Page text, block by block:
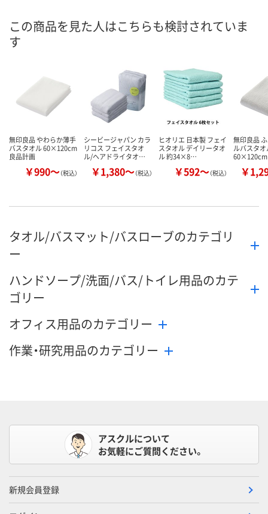
カ
この商品を見た人はこちらも検討されていま
す
無印良品 やわらか薄手
バスタオル 60×120cm
良品計画
￥990～（税込）
シービージャパン カラ
リコス フェイスタオ
ル/ヘアドライタオ…
￥1,380～（税込）
ヒオリエ 日本製 フェイ
スタオル デイリータオ
ル 約34×8…
￥592～（税込）
無印良品
ルバスタオ
￥
タオル/バスマット/バスローブのカテゴリ
ー
ハンドソープ/洗面/バス/トイレ用品のカテ
ゴリー
オフィス用品のカテゴリー
作業・研究用品のカテゴリー
アスクルについて
お気軽にご質問ください。
新規会員登録